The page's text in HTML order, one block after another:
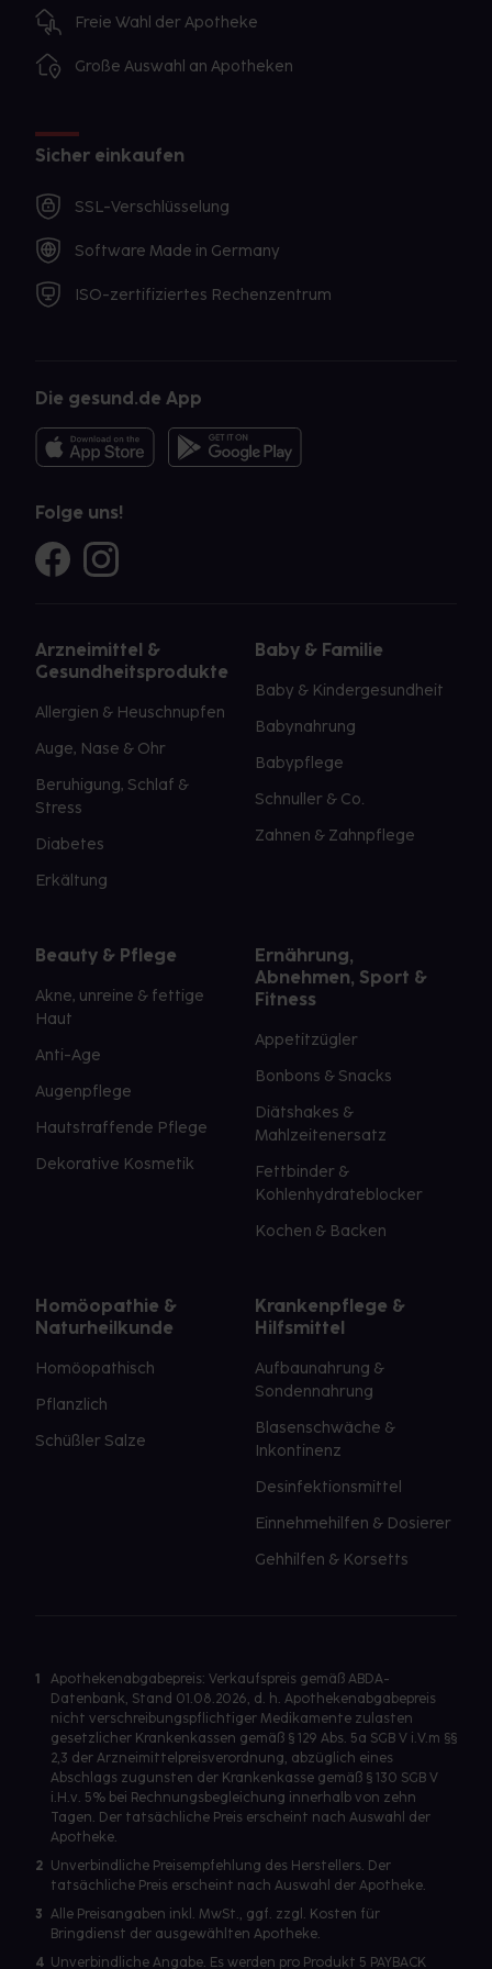
Freie Wahl der Apotheke
Große Auswahl an Apotheken
Sicher einkaufen
SSL-Verschlüsselung
Software Made in Germany
ISO-zertifiziertes Rechenzentrum
Die gesund.de App
Folge uns!
Arzneimittel &
Gesundheitsprodukte
Allergien & Heuschnupfen
Auge, Nase & Ohr
Beruhigung, Schlaf &
Stress
Diabetes
Erkältung
Baby & Familie
Baby & Kindergesundheit
Babynahrung
Babypflege
Schnuller & Co.
Zahnen & Zahnpflege
Beauty & Pflege
Akne, unreine & fettige
Haut
Anti-Age
Augenpflege
Hautstraffende Pflege
Dekorative Kosmetik
Ernährung,
Abnehmen, Sport &
Fitness
Appetitzügler
Bonbons & Snacks
Diätshakes &
Mahlzeitenersatz
Fettbinder &
Kohlenhydrateblocker
Kochen & Backen
Homöopathie &
Naturheilkunde
Homöopathisch
Pflanzlich
Schüßler Salze
Krankenpflege &
Hilfsmittel
Aufbaunahrung &
Sondennahrung
Blasenschwäche &
Inkontinenz
Desinfektionsmittel
Einnehmehilfen & Dosierer
Gehhilfen & Korsetts
1
Apothekenabgabepreis: Verkaufspreis gemäß ABDA-
Datenbank, Stand 01.08.2026, d. h. Apothekenabgabepreis
nicht verschreibungspflichtiger Medikamente zulasten
gesetzlicher Krankenkassen gemäß § 129 Abs. 5a SGB V i.V.m §§
2,3 der Arzneimittelpreisverordnung, abzüglich eines
Abschlags zugunsten der Krankenkasse gemäß § 130 SGB V
i.H.v. 5% bei Rechnungsbegleichung innerhalb von zehn
Tagen. Der tatsächliche Preis erscheint nach Auswahl der
Apotheke.
2 Unverbindliche Preisempfehlung des Herstellers. Der
tatsächliche Preis erscheint nach Auswahl der Apotheke.
3 Alle Preisangaben inkl. MwSt., ggf. zzgl. Kosten für
Bringdienst der ausgewählten Apotheke.
4 Unverbindliche Angabe. Es werden pro Produkt 5 PAYBACK